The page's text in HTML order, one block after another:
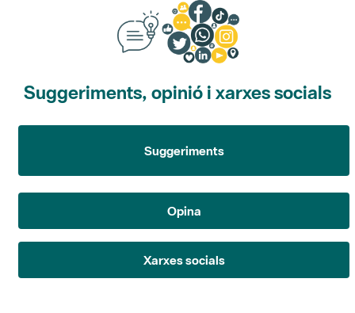
Suggeriments, opinió i xarxes socials
Suggeriments
Opina
Xarxes socials